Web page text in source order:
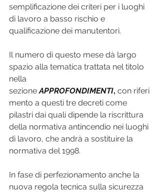
semplificazione dei criteri per i luoghi
di lavoro a basso rischio e
qualificazione dei manutentori.
Il numero di questo mese dà largo
spazio alla tematica trattata nel titolo
nella
sezione APPROFONDIMENTI, con riferi
mento a questi tre decreti come
pilastri dai quali dipende la riscrittura
della normativa antincendio nei luoghi
di lavoro, che andrà a sostituire la
normativa del 1998.
In fase di perfezionamento anche la
nuova regola tecnica sulla sicurezza